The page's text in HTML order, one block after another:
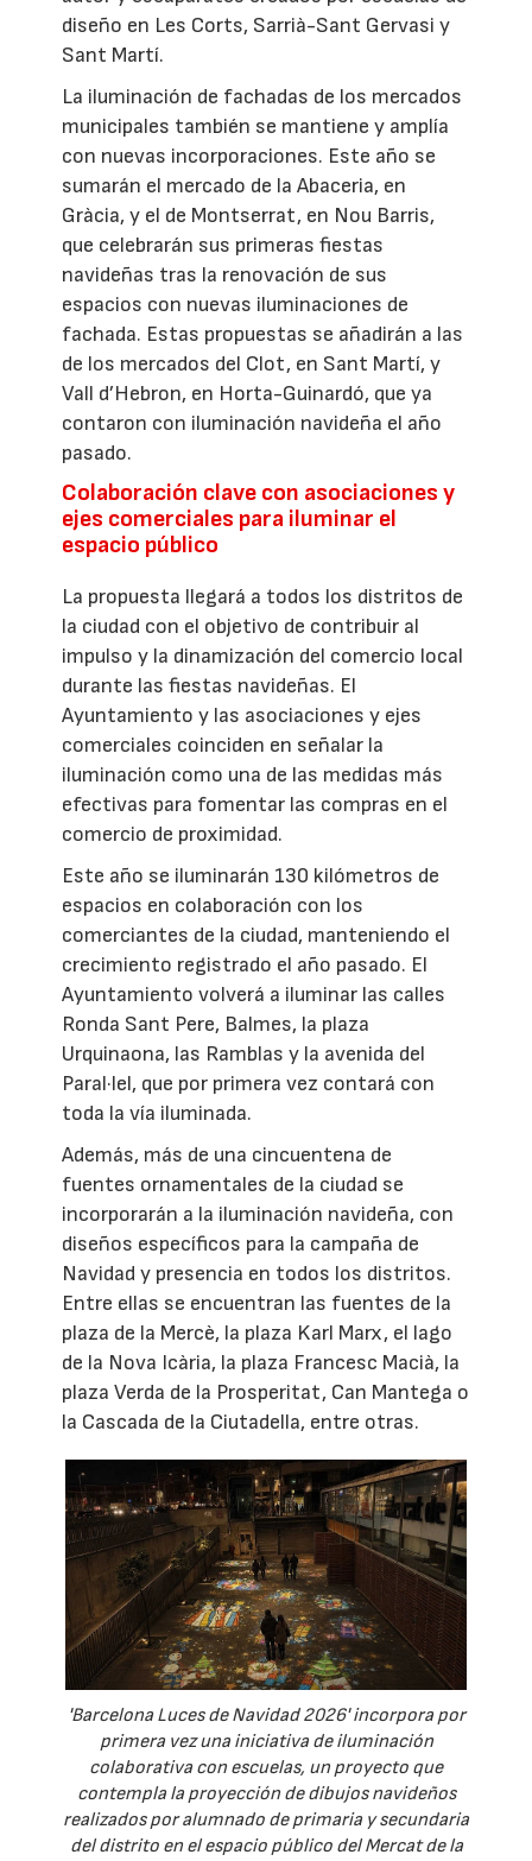
diseño en Les Corts, Sarrià-Sant Gervasi y
Sant Martí.
La iluminación de fachadas de los mercados
municipales también se mantiene y amplía
con nuevas incorporaciones. Este año se
sumarán el mercado de la Abaceria, en
Gràcia, y el de Montserrat, en Nou Barris,
que celebrarán sus primeras fiestas
navideñas tras la renovación de sus
espacios con nuevas iluminaciones de
fachada. Estas propuestas se añadirán a las
de los mercados del Clot, en Sant Martí, y
Vall d’Hebron, en Horta-Guinardó, que ya
contaron con iluminación navideña el año
pasado.
Colaboración clave con asociaciones y
ejes comerciales para iluminar el
espacio público
La propuesta llegará a todos los distritos de
la ciudad con el objetivo de contribuir al
impulso y la dinamización del comercio local
durante las fiestas navideñas. El
Ayuntamiento y las asociaciones y ejes
comerciales coinciden en señalar la
iluminación como una de las medidas más
efectivas para fomentar las compras en el
comercio de proximidad.
Este año se iluminarán 130 kilómetros de
espacios en colaboración con los
comerciantes de la ciudad, manteniendo el
crecimiento registrado el año pasado. El
Ayuntamiento volverá a iluminar las calles
Ronda Sant Pere, Balmes, la plaza
Urquinaona, las Ramblas y la avenida del
Paral·lel, que por primera vez contará con
toda la vía iluminada.
Además, más de una cincuentena de
fuentes ornamentales de la ciudad se
incorporarán a la iluminación navideña, con
diseños específicos para la campaña de
Navidad y presencia en todos los distritos.
Entre ellas se encuentran las fuentes de la
plaza de la Mercè, la plaza Karl Marx, el lago
de la Nova Icària, la plaza Francesc Macià, la
plaza Verda de la Prosperitat, Can Mantega o
la Cascada de la Ciutadella, entre otras.
'Barcelona Luces de Navidad 2026' incorpora por
primera vez una iniciativa de iluminación
colaborativa con escuelas, un proyecto que
contempla la proyección de dibujos navideños
realizados por alumnado de primaria y secundaria
del distrito en el espacio público del Mercat de la